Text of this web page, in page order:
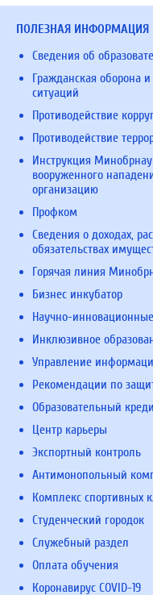
ПОЛЕЗНАЯ ИНФОРМАЦИЯ
Сведения об
Гражданская оборона
ситуаций
Противодействие
Противодействие
Инструкция
вооруженного
организацию
Профком
Сведения о доходах,
обязательствах
Горячая линия
Бизнес инкубатор
Научно-
Инклюзивное
Управление
Рекомендации по
Образовательный
Центр карьеры
Экспортный контроль
Антимонопольный
Комплекс спортивных
Студенческий городок
Служебный раздел
Оплата обучения
Коронавирус COVID-19